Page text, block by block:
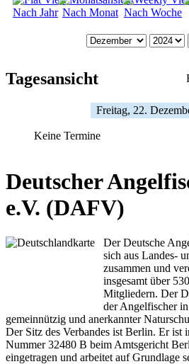
Nach Jahr Nach Monat Nach Woche
Tagesansicht
Freitag, 22.
Keine Termine
Deutscher
e.V. (DAFV)
Der Deutsche
sich aus Landes-
zusammen und
insgesamt über
Mitgliedern. Der
der Angelfischer
gemeinnützig und anerkannter
Der Sitz des Verbandes ist Berlin. Er ist
Nummer 32480 B beim Amtsgericht
eingetragen und arbeitet auf Grundlage